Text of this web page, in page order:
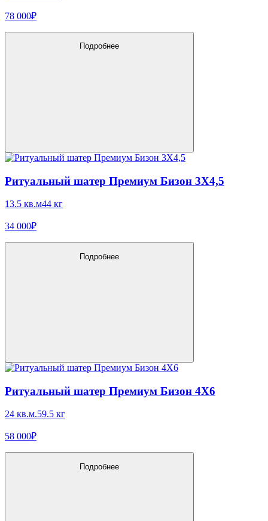
78 000₽
Подробнее
Ритуальный шатер Премиум Бизон 3X4,5
13.5 кв.м44 кг
34 000₽
Подробнее
Ритуальный шатер Премиум Бизон 4X6
24 кв.м.59.5 кг
58 000₽
Подробнее